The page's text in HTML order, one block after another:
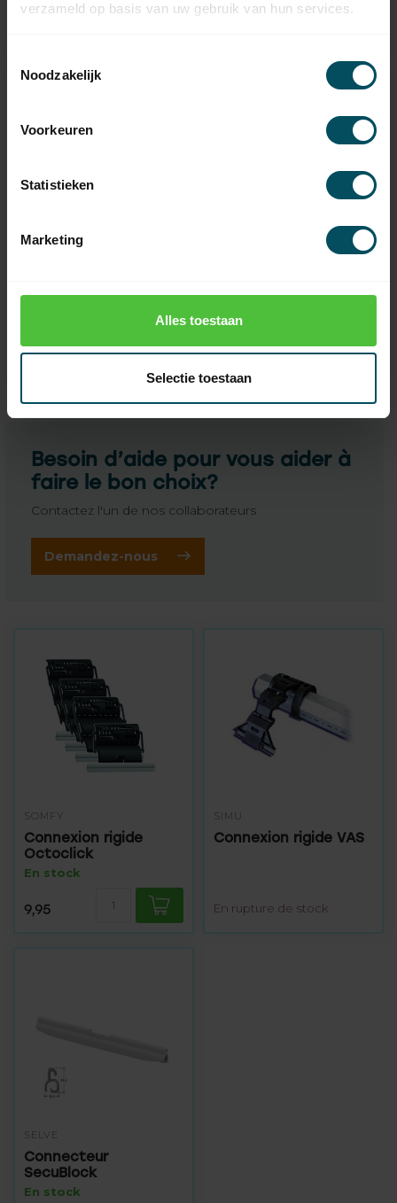
verzameld op basis van uw gebruik van hun services.
Noodzakelijk
Voorkeuren
Statistieken
Marketing
Alles toestaan
Selectie toestaan
Lock-to-Play 8k60 -
6,95
OctoEasy
En stock
4,95
Besoin d’aide pour vous aider à
faire le bon choix?
Contactez l'un de nos collaborateurs
Demandez-nous
SOMFY
Connexion rigide
Octoclick
En stock
9,95
SIMU
Connexion rigide VAS
En rupture de stock
SELVE
Connecteur
SecuBlock
En stock